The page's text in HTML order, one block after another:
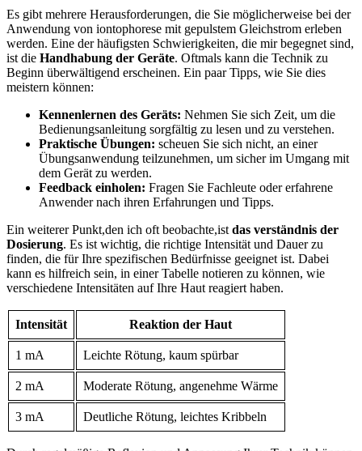
Es gibt mehrere ⁤Herausforderungen, die Sie möglicherweise bei⁢ der
Anwendung von ​iontophorese mit ​gepulstem‌ Gleichstrom erleben
werden. ⁣Eine ⁤der häufigsten Schwierigkeiten,⁤ die mir begegnet sind,
ist die Handhabung ‌der Geräte. Oftmals ⁢kann die⁢ Technik zu
⁤Beginn überwältigend erscheinen. Ein paar Tipps, wie⁢ Sie⁣ dies
meistern können:
Kennenlernen des Geräts: Nehmen Sie sich Zeit, um die
Bedienungsanleitung​ sorgfältig⁤ zu lesen und zu verstehen.
Praktische Übungen: scheuen Sie sich nicht, an ⁤einer
Übungsanwendung ‍teilzunehmen, um ‌sicher im Umgang mit⁤
dem Gerät ​zu werden.
Feedback ‌einholen: ⁢Fragen Sie Fachleute oder erfahrene⁣
Anwender nach ⁢ihren Erfahrungen und Tipps.
Ein weiterer⁣ Punkt,den⁢ ich oft beobachte,ist das verständnis der
Dosierung. Es ist ‌wichtig, die richtige ​Intensität ​und Dauer zu‍
finden, ​die für Ihre⁢ spezifischen Bedürfnisse geeignet ist. Dabei
kann es hilfreich sein, in einer Tabelle notieren​ zu⁢ können, ‌wie​
verschiedene Intensitäten‍ auf Ihre Haut reagiert haben.
Intensität Reaktion der Haut
1 ‌mA Leichte⁢ Rötung, kaum spürbar
2 mA Moderate ⁤Rötung,⁣ angenehme Wärme
3 mA Deutliche Rötung,‌ leichtes Kribbeln